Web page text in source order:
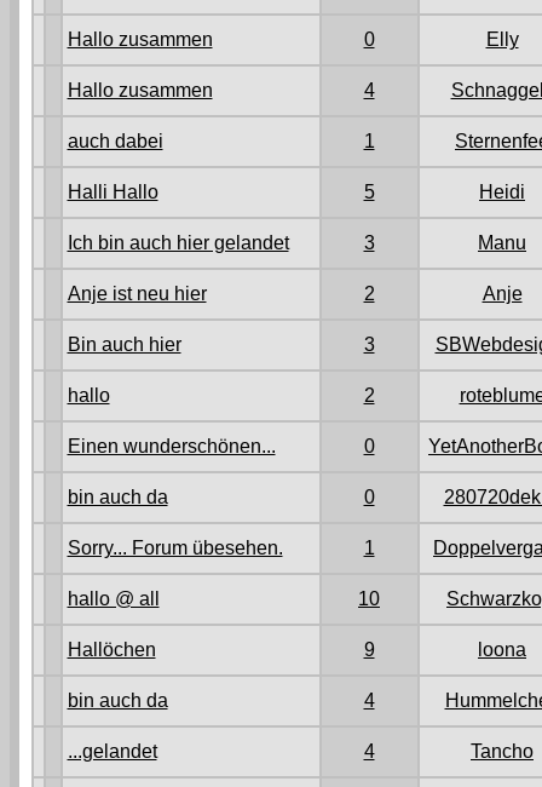
Hallo zusammen 0 Elly
Hallo zusammen 4
auch dabei 1
Halli Hallo 5 Heidi
Ich bin auch hier gelandet 3 Manu
Anje ist neu hier 2 Anje
Bin auch hier 3
hallo 2
Einen wunderschönen... 0
bin auch da 0
Sorry... Forum übesehen. 1
hallo @ all 10
Hallöchen 9 loona
bin auch da 4
...gelandet 4 Tancho